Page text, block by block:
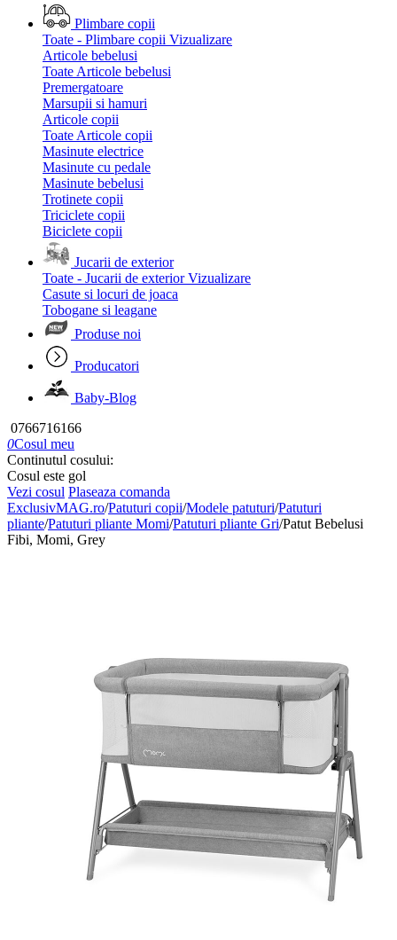
Plimbare copii
Toate - Plimbare copii Vizualizare
Articole bebelusi
Toate Articole bebelusi
Premergatoare
Marsupii si hamuri
Articole copii
Toate Articole copii
Masinute electrice
Masinute cu pedale
Masinute bebelusi
Trotinete copii
Triciclete copii
Biciclete copii
Jucarii de exterior
Toate - Jucarii de exterior Vizualizare
Casute si locuri de joaca
Tobogane si leagane
Produse noi
Producatori
Baby-Blog
0766716166
0Cosul meu
Continutul cosului:
Cosul este gol
Vezi cosul Plaseaza comanda
ExclusivMAG.ro/Patuturi copii/Modele patuturi/Patuturi
pliante/Patuturi pliante Momi/Patuturi pliante Gri/Patut Bebelusi
Fibi, Momi, Grey